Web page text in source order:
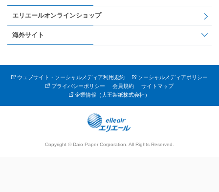
エリエールオンラインショップ
海外サイト
ウェブサイト・ソーシャルメディア利用規約
ソーシャルメディアポリシー
プライバシーポリシー
会員規約
サイトマップ
企業情報（大王製紙株式会社）
Copyright © Daio Paper Corporation. All Rights Reserved.